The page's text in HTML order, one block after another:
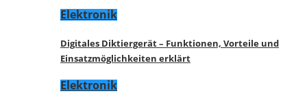
Elektronik
Digitales Diktiergerät – Funktionen, Vorteile und
Einsatzmöglichkeiten erklärt
Elektronik